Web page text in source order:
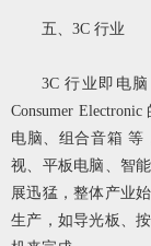
五、3C 行业
3C 行业即电脑
Consumer
电脑、组合音箱 等
视、平板电脑、智
展迅猛，整体产业
生产，如导光板、